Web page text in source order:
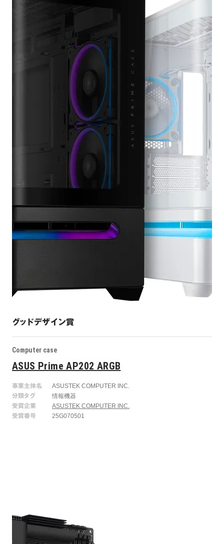
グッドデザイン賞
Computer case
ASUS Prime AP202 ARGB
事業主体名
ASUSTEK COMPUTER INC.
分類タグ
情報機器
受賞企業
ASUSTEK COMPUTER INC.
受賞番号
25G070501